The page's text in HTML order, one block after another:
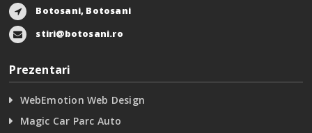
Botosani, Botosani
stiri@botosani.ro
Prezentari
WebEmotion Web Design
Magic Car Parc Auto